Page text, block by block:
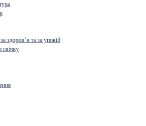
здоров’я та за упокій
свічку